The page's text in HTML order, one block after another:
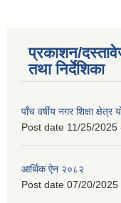
प्रकाशन/
तथा निर्देशिका
पाँच वर्षीय नगर शिक्षा क्षेत्र
Post date 11/25/2025
आर्थिक ऐन २०८२
Post date 07/20/2025